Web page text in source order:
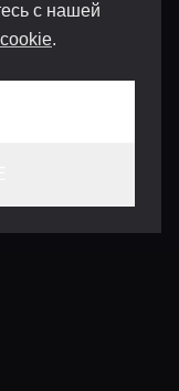
с нашей
.